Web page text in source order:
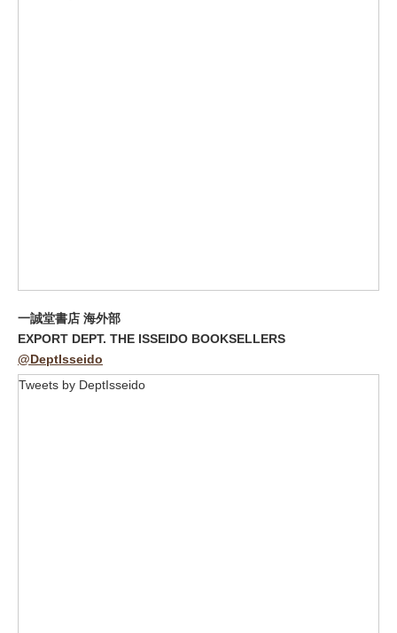
一誠堂書店 海外部
EXPORT DEPT. THE ISSEIDO BOOKSELLERS
@DeptIsseido
Tweets by DeptIsseido